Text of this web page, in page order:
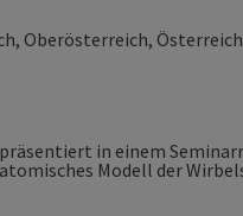
Oberösterreich, Österreich